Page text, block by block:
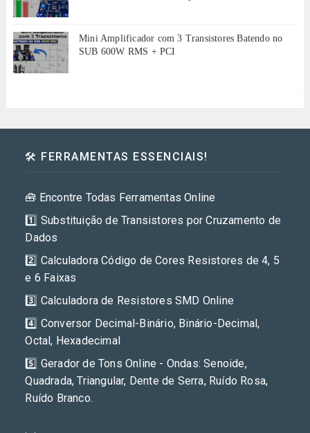
Mini Amplificador com 3 Transistores Batendo no
SUB 600W RMS + PCI
🛠️ FERRAMENTAS ESSENCIAIS!
🧰 Encontre Todas Ferramentas Online
1️⃣ Substituição de Transistores por Cruzamento de
Dados
2️⃣ Calculadora Código de Cores Resistores de 4, 5
e 6 Faixas
3️⃣ Calculadora de Resistores SMD Online
4️⃣ Conversor Decimal-Binário, Binário-Decimal,
Octal, Hexadecimal
5️⃣ Gerador de Tons Online - Ondas: Senoide,
Quadrada, Triangular, Dente de Serra, Ruído Rosa,
Ruído Branco.